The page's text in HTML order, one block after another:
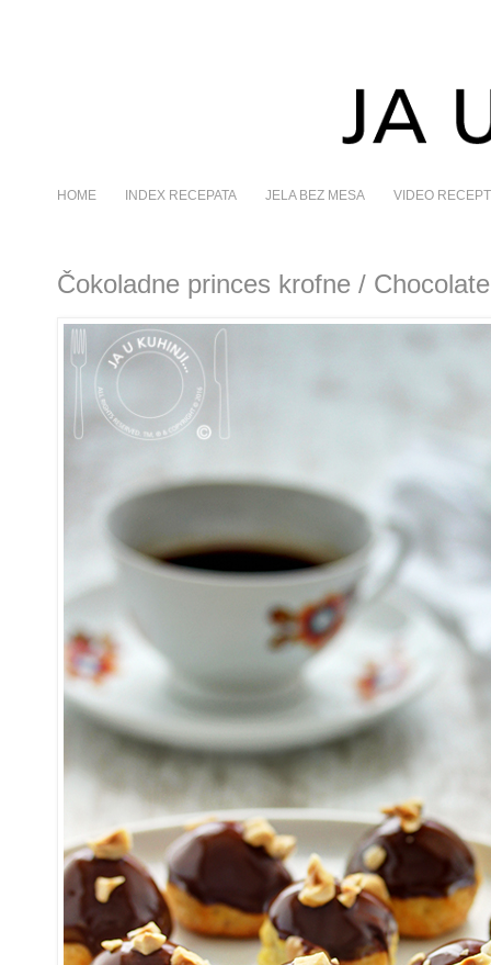
HOME INDEX RECEPATA JELA BEZ MESA VIDEO
Čokoladne princes krofne /